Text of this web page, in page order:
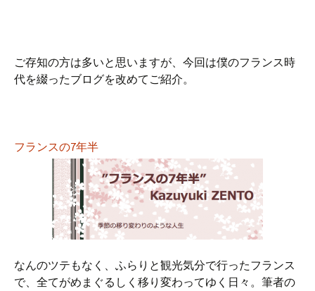
ご存知の方は多いと思いますが、今回は僕のフランス時
代を綴ったブログを改めてご紹介。
フランスの7年半
なんのツテもなく、ふらりと観光気分で行ったフランス
で、全てがめまぐるしく移り変わってゆく日々。筆者の